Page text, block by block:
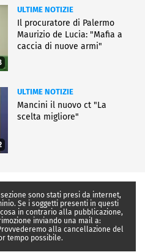
ULTIME NOTIZIE
Il procuratore di Palermo
Maurizio de Lucia: "Mafia a
caccia di nuove armi"
ULTIME NOTIZIE
Mancini il nuovo ct "La
scelta migliore"
sono stati presi da internet,
Se i soggetti presenti in questi
in contrario alla pubblicazione,
inviando una mail a:
alla cancellazione del
tempo possibile.